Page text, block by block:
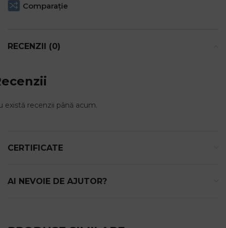
Comparaţie
RECENZII (0)
există recenzii până acum.
CERTIFICATE
AI NEVOIE DE AJUTOR?